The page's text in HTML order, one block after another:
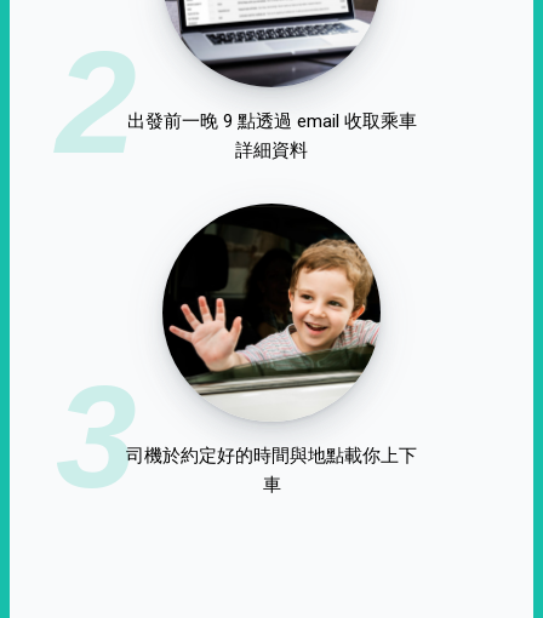
2出發前一晚 9 點透過 email 收取乘車
詳細資料
3司機於約定好的時間與地點載你上下
車